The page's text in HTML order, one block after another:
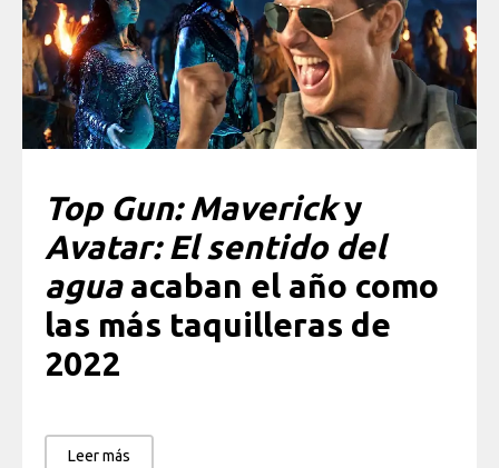
Top Gun: Mavericky
Avatar: El sentido del
aguaacaban el año como
las más taquilleras de
2022
Leer más